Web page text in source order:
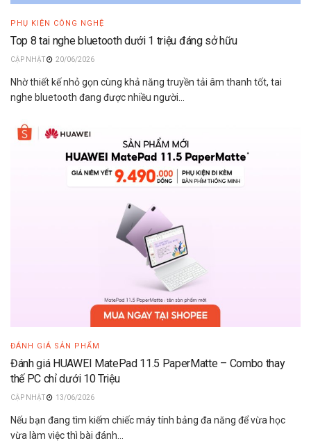
PHỤ KIỆN CÔNG NGHỆ
Top 8 tai nghe bluetooth dưới 1 triệu đáng sở hữu
20/06/2026
Nhờ thiết kế nhỏ gọn cùng khả năng truyền tải âm thanh tốt, tai
nghe bluetooth đang được nhiều người...
ĐÁNH GIÁ SẢN PHẨM
Đánh giá HUAWEI MatePad 11.5 PaperMatte – Combo thay
thế PC chỉ dưới 10 Triệu
13/06/2026
Nếu bạn đang tìm kiếm chiếc máy tính bảng đa năng để vừa học
vừa làm việc thì bài đánh...